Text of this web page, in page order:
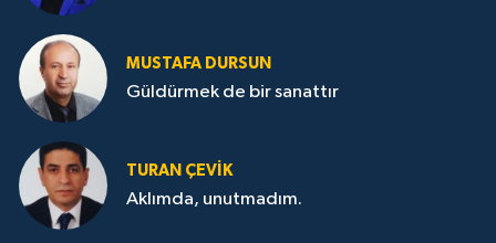
MUSTAFA DURSUN
Güldürmek de bir sanattır
TURAN ÇEVİK
Aklımda, unutmadım.